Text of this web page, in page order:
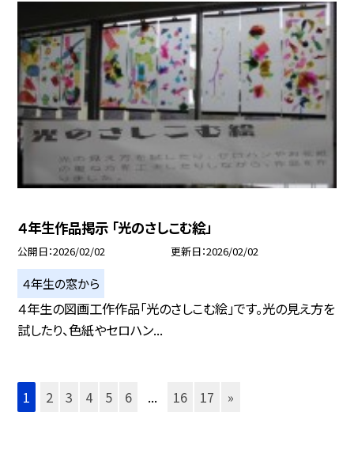
４年生作品掲示 「光のさしこむ絵」
公開日 2026/02/02 更新日 2026/02/02
４年生の窓から
４年生の図画工作作品「光のさしこむ絵」です。光の見え方を
試したり、色紙やセロハン...
1 2 3 4 5 6 ... 16 17 »